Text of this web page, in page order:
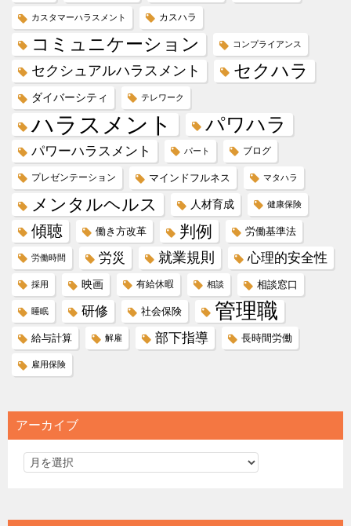
カスタマーハラスメント カスハラ
コミュニケーション コンプライアンス
セクシュアルハラスメント セクハラ
ダイバーシティ テレワーク
ハラスメント パワハラ
パワーハラスメント パート ブログ
プレゼンテーション マインドフルネス マタハラ
メンタルヘルス 人材育成 健康保険
傾聴 働き方改革 判例 労働基準法
労働時間 労災 就業規則 心理的安全性
採用 映画 有給休暇 相談 相談窓口
睡眠 研修 社会保険 管理職
給与計算 解雇 部下指導 長時間労働
雇用保険
アーカイブ